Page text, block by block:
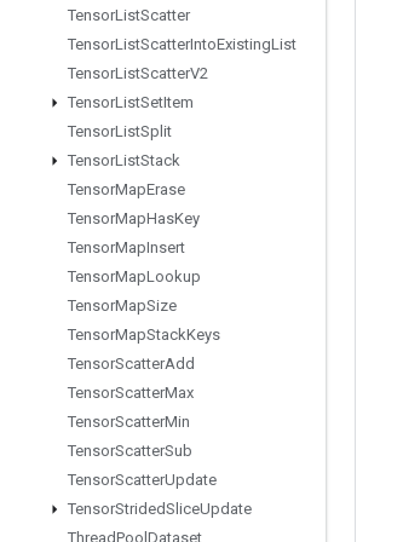
TensorListScatter
TensorListScatterIntoExistingList
TensorListScatterV2
TensorListSetItem
TensorListSplit
TensorListStack
TensorMapErase
TensorMapHasKey
TensorMapInsert
TensorMapLookup
TensorMapSize
TensorMapStackKeys
TensorScatterAdd
TensorScatterMax
TensorScatterMin
TensorScatterSub
TensorScatterUpdate
TensorStridedSliceUpdate
ThreadPool Dataset